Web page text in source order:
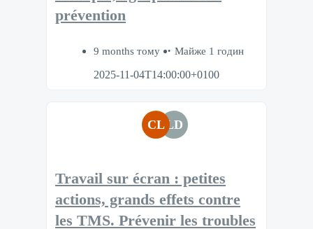
prévention​
9 months тому
Майже 1 годин
2025-11-04T14:00:00+0100
CL LD
Travail sur écran : petites
actions, grands effets contre
les TMS​. Prévenir les troubles